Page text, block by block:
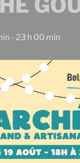
- 23 h 00 min